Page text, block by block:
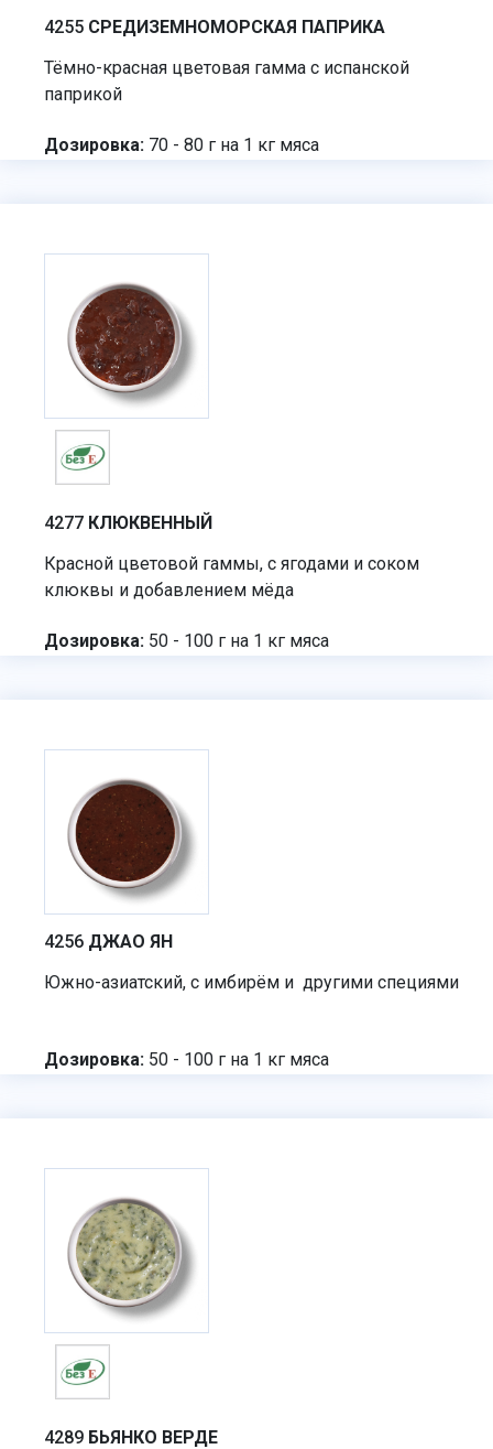
4255 СРЕДИЗЕМНОМОРСКАЯ ПАПРИКА
Тёмно-красная цветовая гамма с испанской
паприкой
Дозировка: 70 - 80 г на 1 кг мяса
4277 КЛЮКВЕННЫЙ
Красной цветовой гаммы, с ягодами и соком
клюквы и добавлением мёда
Дозировка: 50 - 100 г на 1 кг мяса
4256 ДЖАО ЯН
Южно-азиатский, с имбирём и другими специями
Дозировка: 50 - 100 г на 1 кг мяса
4289 БЬЯНКО ВЕРДЕ